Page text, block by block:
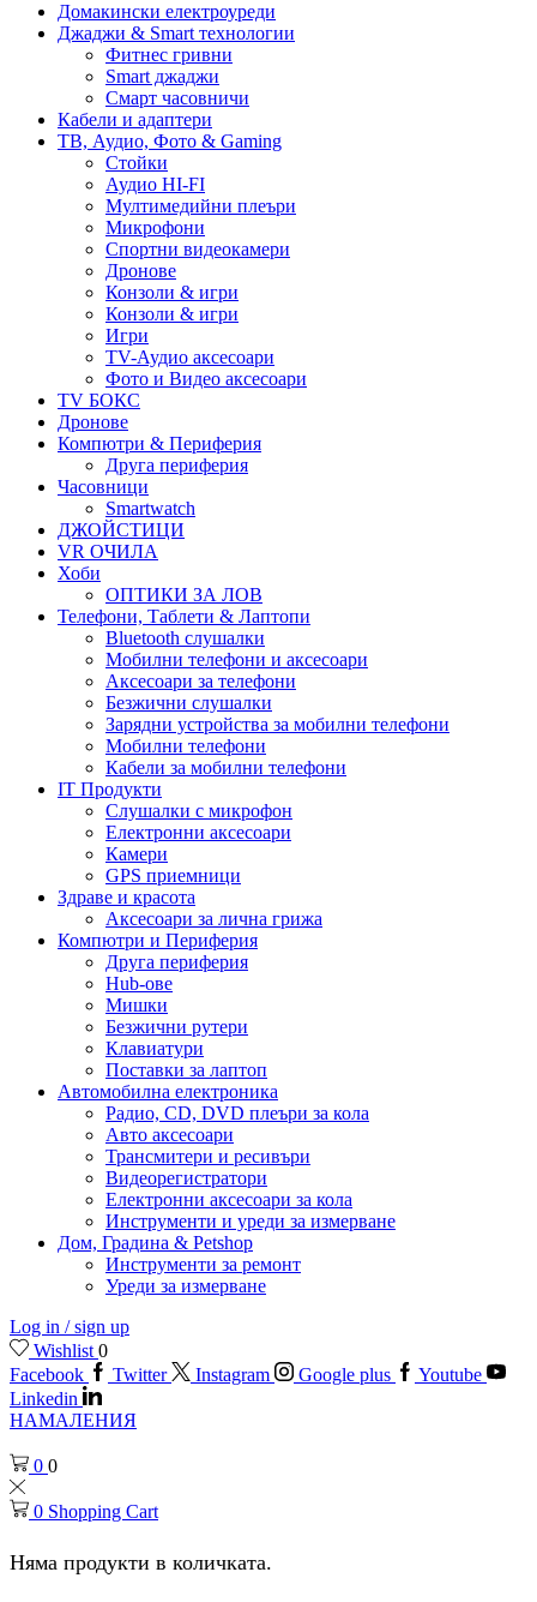
Домакински електроуреди
Джаджи & Smart технологии
Фитнес гривни
Smart джаджи
Смарт часовничи
Кабели и адаптери
ТВ, Аудио, Фото & Gaming
Стойки
Аудио HI-FI
Мултимедийни плеъри
Микрофони
Спортни видеокамери
Дронове
Конзоли & игри
Конзоли & игри
Игри
TV-Аудио аксесоари
Фото и Видео аксесоари
TV БОКС
Дронове
Компютри & Периферия
Друга периферия
Часовници
Smartwatch
ДЖОЙСТИЦИ
VR ОЧИЛА
Хоби
ОПТИКИ ЗА ЛОВ
Телефони, Таблети & Лаптопи
Bluetooth слушалки
Мобилни телефони и аксесоари
Аксесоари за телефони
Безжични слушалки
Зарядни устройства за мобилни телефони
Мобилни телефони
Кабели за мобилни телефони
IT Продукти
Слушалки с микрофон
Електронни аксесоари
Камери
GPS приемници
Здраве и красота
Аксесоари за лична грижа
Компютри и Периферия
Друга периферия
Hub-ове
Мишки
Безжични рутери
Клавиатури
Поставки за лаптоп
Автомобилна електроника
Радио, CD, DVD плеъри за кола
Авто аксесоари
Трансмитери и ресивъри
Видеорегистратори
Електронни аксесоари за кола
Инструменти и уреди за измерване
Дом, Градина & Petshop
Инструменти за ремонт
Уреди за измерване
Log in / sign up
Wishlist 0
Facebook
Twitter Instagram Google plus
Youtube
Linkedin
НАМАЛЕНИЯ
0 0
0 Shopping Cart
Няма продукти в количката.